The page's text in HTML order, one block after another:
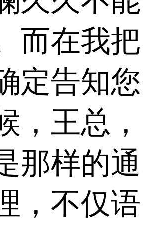
而在我把
定告知您
，王总，
那样的通
，不仅语